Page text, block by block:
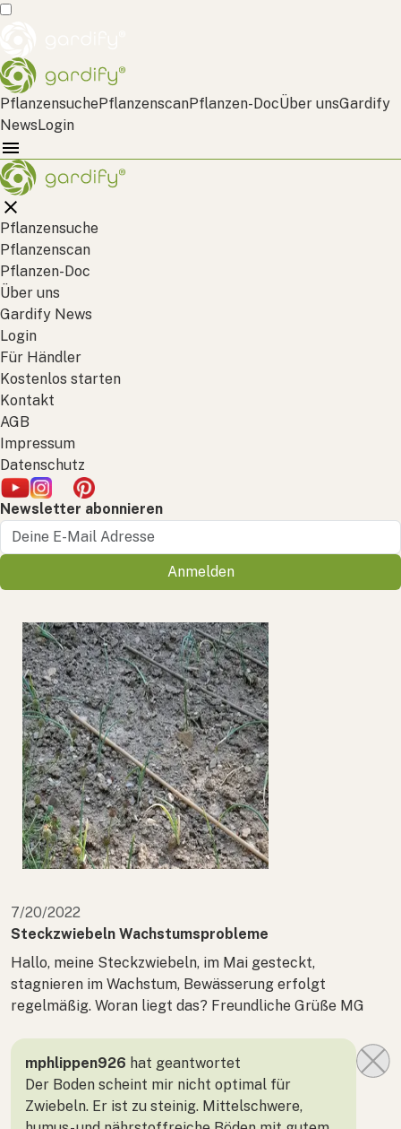
PflanzensuchePflanzenscanPflanzen-DocÜber unsGardify
NewsLogin
Pflanzensuche
Pflanzenscan
Pflanzen-Doc
Über uns
Gardify News
Login
Für Händler
Kostenlos starten
Kontakt
AGB
Impressum
Datenschutz
Newsletter abonnieren
Anmelden
7/20/2022
Steckzwiebeln Wachstumsprobleme
Hallo, meine Steckzwiebeln, im Mai gesteckt,
stagnieren im Wachstum, Bewässerung erfolgt
regelmäßig. Woran liegt das? Freundliche Grüße MG
mphlippen926 hat geantwortet
Der Boden scheint mir nicht optimal für
Zwiebeln. Er ist zu steinig. Mittelschwere,